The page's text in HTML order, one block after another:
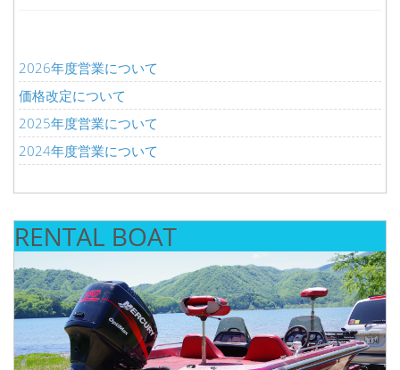
2026年度営業について
価格改定について
2025年度営業について
2024年度営業について